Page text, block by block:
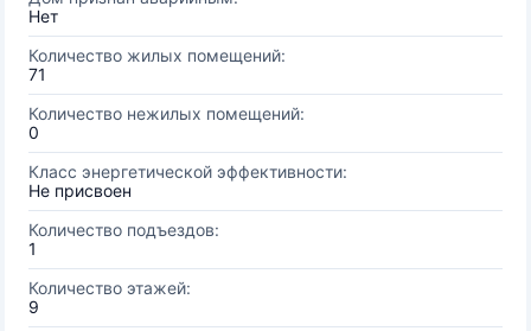
Нет
Количество жилых помещений:
71
Количество нежилых помещений:
0
Класс энергетической эффективности:
Не присвоен
Количество подъездов:
1
Количество этажей:
9